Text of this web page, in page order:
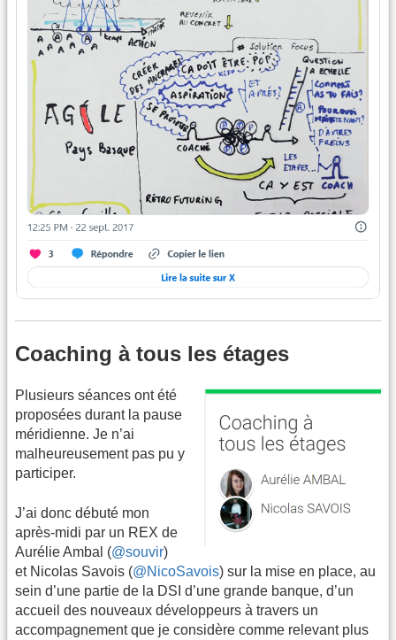
Coaching à tous les étages
Plusieurs séances ont été
proposées durant la pause
méridienne. Je n’ai
malheureusement pas pu y
participer.
J’ai donc débuté mon
après-midi par un REX de
Aurélie Ambal (@souvir)
et Nicolas Savois (@NicoSavois) sur la mise en place, au
sein d’une partie de la DSI d’une grande banque, d’un
accueil des nouveaux développeurs à travers un
accompagnement que je considère comme relevant plus